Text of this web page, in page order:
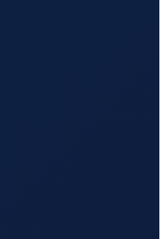
Sardeh Band Airport?
Band Airport?